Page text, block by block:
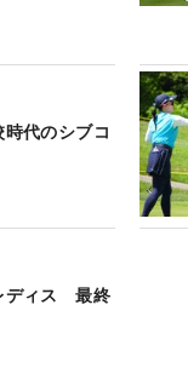
代のシブコ
ディス 最終